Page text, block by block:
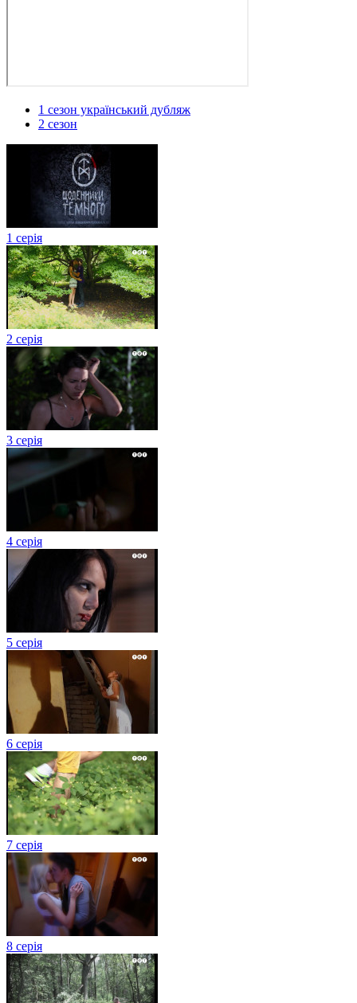
1 сезон український дубляж
2 сезон
1 серія
2 серія
3 серія
4 серія
5 серія
6 серія
7 серія
8 серія